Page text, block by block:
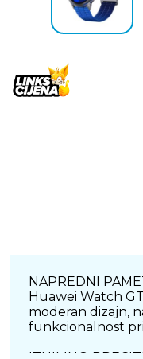
NAPREDNI
Huawei Watch
moderan dizajn,
funkcionalnost